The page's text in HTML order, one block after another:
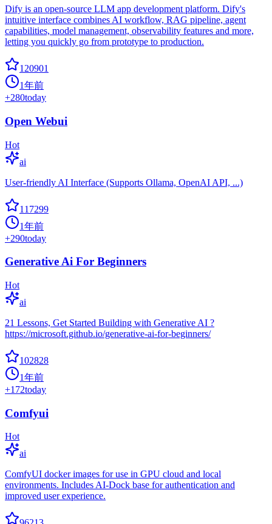
Dify is an open-source LLM app development platform. Dify's
intuitive interface combines AI workflow, RAG pipeline, agent
capabilities, model management, observability features and more,
letting you quickly go from prototype to production.
120901
1年前
+280today
Open Webui
Hot
ai
User-friendly AI Interface (Supports Ollama, OpenAI API, ...)
117299
1年前
+290today
Generative Ai For Beginners
Hot
ai
21 Lessons, Get Started Building with Generative AI ?
https://microsoft.github.io/generative-ai-for-beginners/
102828
1年前
+172today
Comfyui
Hot
ai
ComfyUI docker images for use in GPU cloud and local
environments. Includes AI-Dock base for authentication and
improved user experience.